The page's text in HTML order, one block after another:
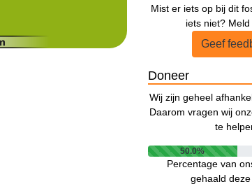
Mist er iets op bij dit
iets niet? Meld
Geef
Doneer
Wij zijn geheel
Daarom vragen wij
te
50.0%
Percentage van
gehaald